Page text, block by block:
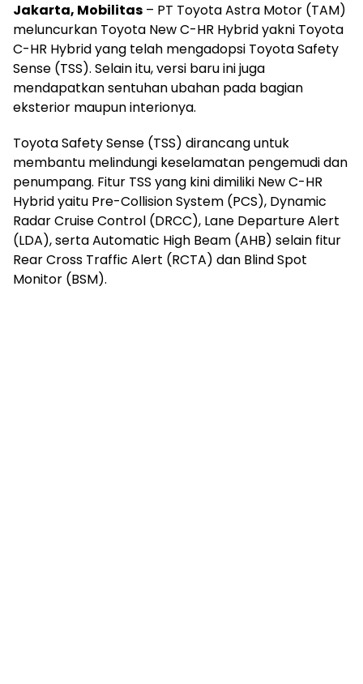
Jakarta, Mobilitas – PT Toyota Astra Motor (TAM)
meluncurkan Toyota New C-HR Hybrid yakni Toyota
C-HR Hybrid yang telah mengadopsi Toyota Safety
Sense (TSS). Selain itu, versi baru ini juga
mendapatkan sentuhan ubahan pada bagian
eksterior maupun interionya.
Toyota Safety Sense (TSS) dirancang untuk
membantu melindungi keselamatan pengemudi dan
penumpang. Fitur TSS yang kini dimiliki New C-HR
Hybrid yaitu Pre-Collision System (PCS), Dynamic
Radar Cruise Control (DRCC), Lane Departure Alert
(LDA), serta Automatic High Beam (AHB) selain fitur
Rear Cross Traffic Alert (RCTA) dan Blind Spot
Monitor (BSM).